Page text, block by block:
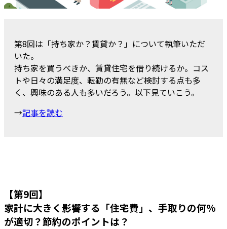
第8回は「持ち家か？賃貸か？」について執筆いただ
いた。
持ち家を買うべきか、賃貸住宅を借り続けるか。コス
トや日々の満足度、転勤の有無など検討する点も多
く、興味のある人も多いだろう。以下見ていこう。
→記事を読む
【第9回】
家計に大きく影響する「住宅費」、手取りの何%
が適切？節約のポイントは？